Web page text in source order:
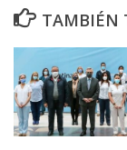
TAMBIÉN